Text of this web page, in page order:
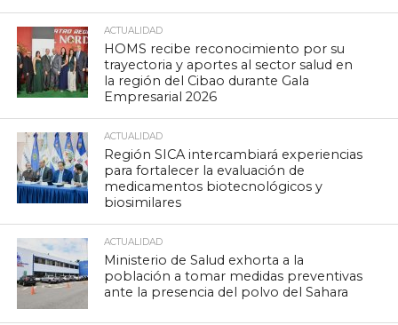
ACTUALIDAD
HOMS recibe reconocimiento por su
trayectoria y aportes al sector salud en
la región del Cibao durante Gala
Empresarial 2026
ACTUALIDAD
Región SICA intercambiará experiencias
para fortalecer la evaluación de
medicamentos biotecnológicos y
biosimilares
ACTUALIDAD
Ministerio de Salud exhorta a la
población a tomar medidas preventivas
ante la presencia del polvo del Sahara